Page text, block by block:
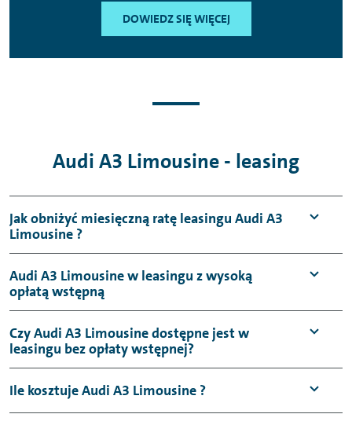
DOWIEDZ SIĘ WIĘCEJ
Audi A3 Limousine - leasing
Jak obniżyć miesięczną ratę leasingu Audi A3
Limousine ?
Audi A3 Limousine w leasingu z wysoką
opłatą wstępną
Czy Audi A3 Limousine dostępne jest w
leasingu bez opłaty wstępnej?
Ile kosztuje Audi A3 Limousine ?